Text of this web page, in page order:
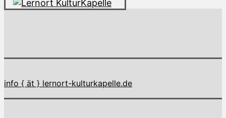
info { ät } lernort-kulturkapelle.de